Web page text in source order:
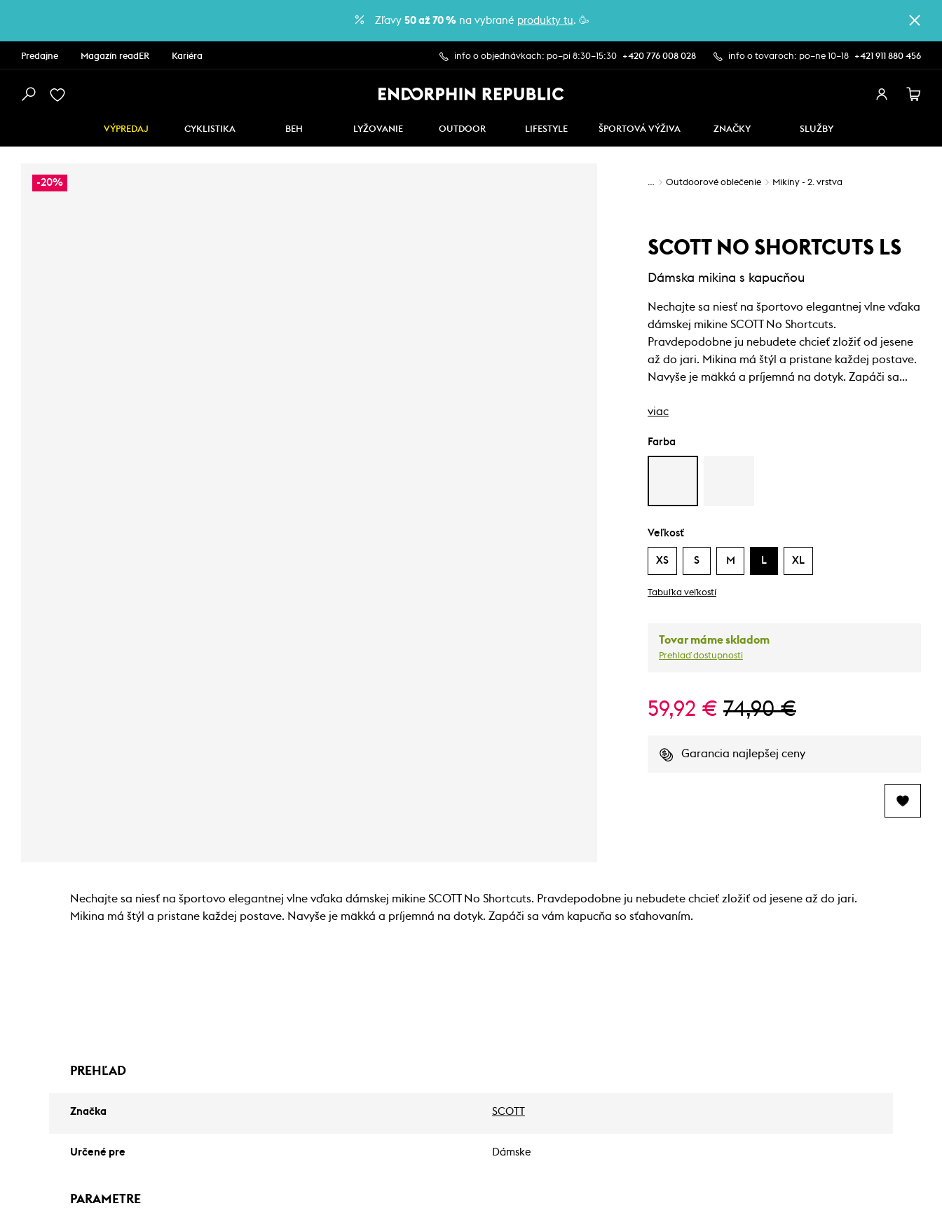
Zľavy 50 až 70 % na vybrané produkty tu. 🥳
Predajne Magazín readER Kariéra info o objednávkach: po–pi 8:30–15:30 +420 776 008 028 info o tovaroch: po–ne 10–18 +421 911 880 456
VÝPREDAJ CYKLISTIKA BEH LYŽOVANIE OUTDOOR LIFESTYLE ŠPORTOVÁ VÝŽIVA ZNAČKY SLUŽBY
-20% … Outdoorové oblečenie Mikiny - 2. vrstva
SCOTT NO SHORTCUTS LS
Dámska mikina s kapucňou
Nechajte sa niesť na športovo elegantnej vlne vďaka
dámskej mikine SCOTT No Shortcuts.
Pravdepodobne ju nebudete chcieť zložiť od jesene
až do jari. Mikina má štýl a pristane každej postave.
Navyše je mäkká a príjemná na dotyk. Zapáči sa…
viac
Farba
Veľkosť
XS S M L XL
Tabuľka veľkostí
Tovar máme skladom
Prehlaď dostupnosti
59,92 € 74,90 €
Garancia najlepšej ceny
Nechajte sa niesť na športovo elegantnej vlne vďaka dámskej mikine SCOTT No Shortcuts. Pravdepodobne ju nebudete chcieť zložiť od jesene až do jari.
Mikina má štýl a pristane každej postave. Navyše je mäkká a príjemná na dotyk. Zapáči sa vám kapucňa so sťahovaním.
PREHĽAD
Značka SCOTT
Určené pre Dámske
PARAMETRE